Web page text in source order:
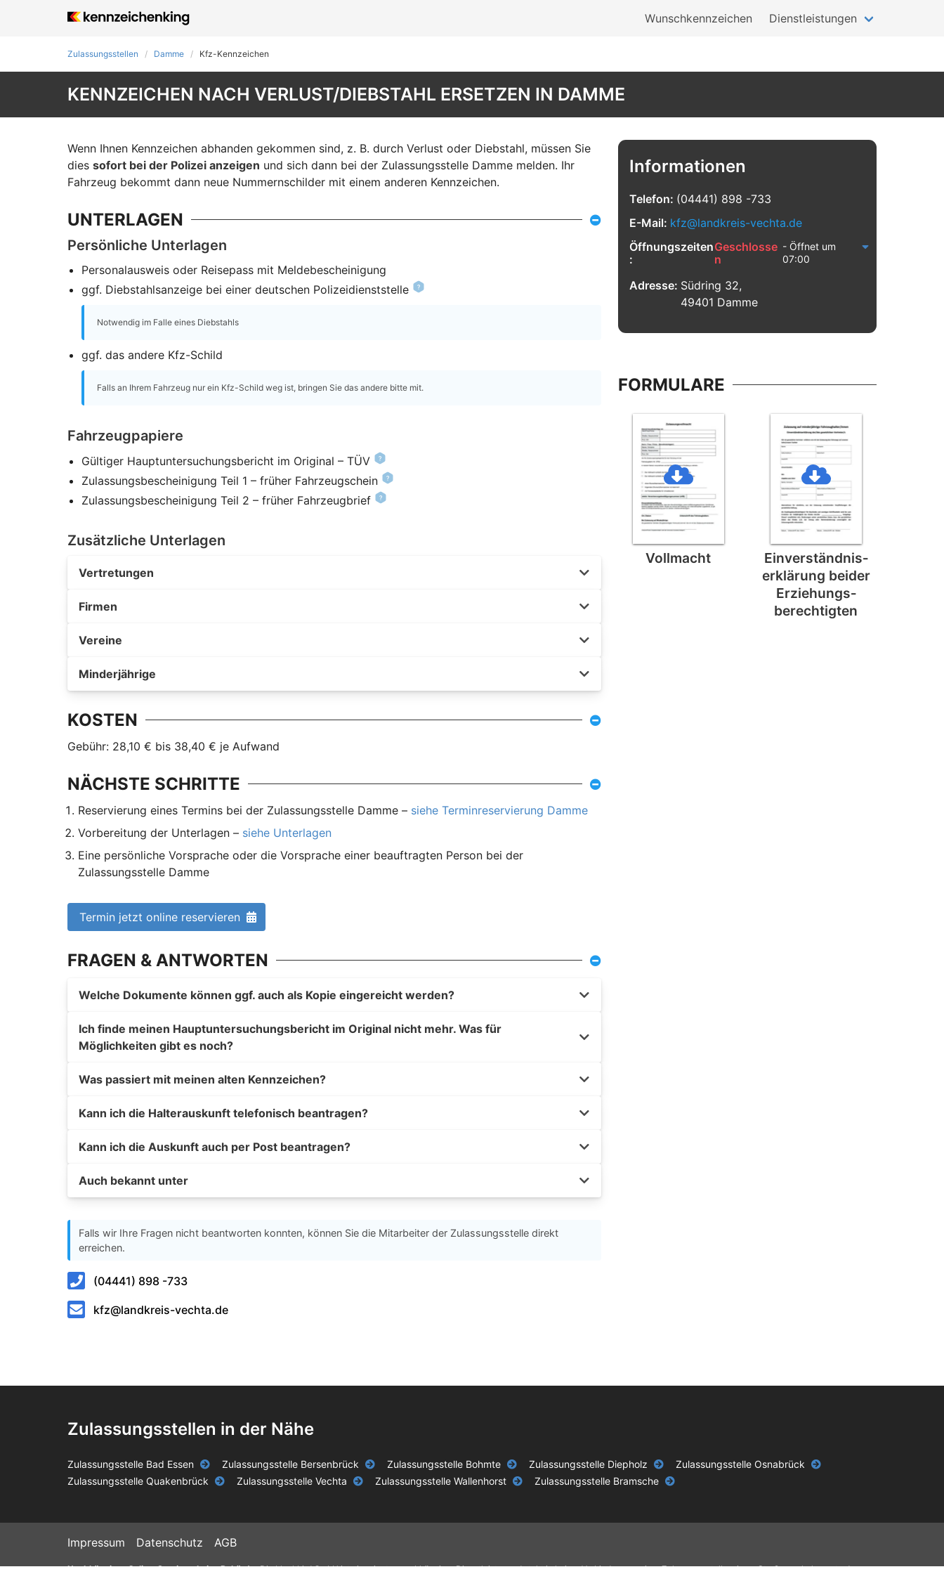
Wunschkennzeichen Dienstleistungen
Zulassungsstellen Damme Kfz-Kennzeichen
KENNZEICHEN NACH VERLUST/DIEBSTAHL ERSETZEN IN DAMME
Wenn Ihnen Kennzeichen abhanden gekommen sind, z. B. durch Verlust oder Diebstahl, müssen Sie
dies sofort bei der Polizei anzeigen und sich dann bei der Zulassungsstelle Damme melden. Ihr
Fahrzeug bekommt dann neue Nummernschilder mit einem anderen Kennzeichen.
UNTERLAGEN
Persönliche Unterlagen
Personalausweis oder Reisepass mit Meldebescheinigung
ggf. Diebstahlsanzeige bei einer deutschen Polizeidienststelle
Notwendig im Falle eines Diebstahls
ggf. das andere Kfz-Schild
Falls an Ihrem Fahrzeug nur ein Kfz-Schild weg ist, bringen Sie das andere bitte mit.
Fahrzeugpapiere
Gültiger Hauptuntersuchungsbericht im Original – TÜV
Zulassungsbescheinigung Teil 1 – früher Fahrzeugschein
Zulassungsbescheinigung Teil 2 – früher Fahrzeugbrief
Zusätzliche Unterlagen
Vertretungen
Firmen
Vereine
Minderjährige
KOSTEN
Gebühr: 28,10 € bis 38,40 € je Aufwand
NÄCHSTE SCHRITTE
Reservierung eines Termins bei der Zulassungsstelle Damme – siehe Terminreservierung Damme
Vorbereitung der Unterlagen – siehe Unterlagen
Eine persönliche Vorsprache oder die Vorsprache einer beauftragten Person bei der
Zulassungsstelle Damme
Termin jetzt online reservieren
FRAGEN & ANTWORTEN
Welche Dokumente können ggf. auch als Kopie eingereicht werden?
Ich finde meinen Hauptuntersuchungsbericht im Original nicht mehr. Was für
Möglichkeiten gibt es noch?
Was passiert mit meinen alten Kennzeichen?
Kann ich die Halterauskunft telefonisch beantragen?
Kann ich die Auskunft auch per Post beantragen?
Auch bekannt unter
Falls wir Ihre Fragen nicht beantworten konnten, können Sie die Mitarbeiter der Zulassungsstelle direkt
erreichen.
(04441) 898 -733
kfz@landkreis-vechta.de
Informationen
Telefon: (04441) 898 -733
E-Mail: kfz@landkreis-vechta.de
Öffnungszeiten
:
Geschlosse
n
- Öffnet um
07:00
Adresse: Südring 32,
49401 Damme
FORMULARE
Vollmacht
Einverständnis­
erklärung beider
Erziehungs­
berechtigten
Zulassungsstellen in der Nähe
Zulassungsstelle Bad Essen Zulassungsstelle Bersenbrück Zulassungsstelle Bohmte Zulassungsstelle Diepholz
Zulassungsstelle Osnabrück
Zulassungsstelle Quakenbrück
Zulassungsstelle Vechta Zulassungsstelle Wallenhorst Zulassungsstelle Bramsche
Impressum Datenschutz AGB
Unabhängiger Online-Service – keine Behörde.Die blackbird GmbH ist ein privater, unabhängiger Dienstleister und steht in keiner Verbindung zu einer Zulassungsstelle, einem Straßenverkehrsamt oder